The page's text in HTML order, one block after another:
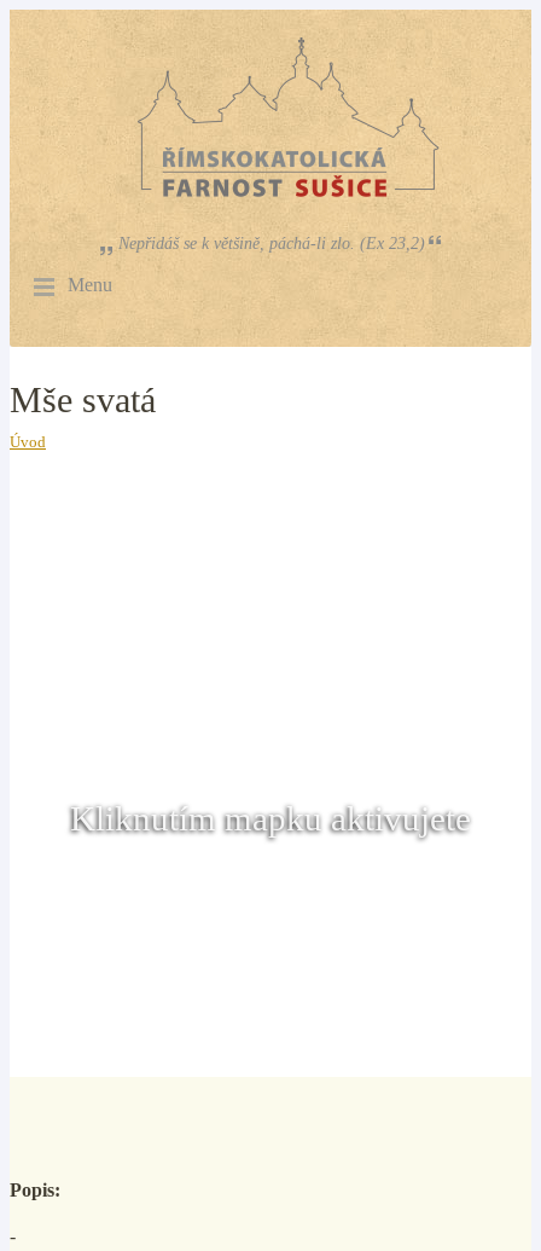
Nepřidáš se k většině, páchá-li zlo. (Ex 23,2)
Menu
Mše svatá
Úvod
Kliknutím mapku aktivujete
Popis:
-